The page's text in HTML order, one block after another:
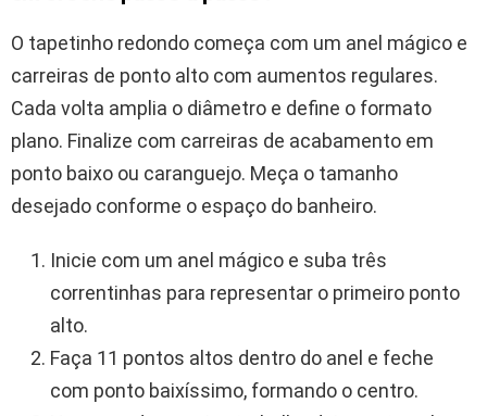
O tapetinho redondo começa com um anel mágico e
carreiras de ponto alto com aumentos regulares.
Cada volta amplia o diâmetro e define o formato
plano. Finalize com carreiras de acabamento em
ponto baixo ou caranguejo. Meça o tamanho
desejado conforme o espaço do banheiro.
Inicie com um anel mágico e suba três
correntinhas para representar o primeiro ponto
alto.
Faça 11 pontos altos dentro do anel e feche
com ponto baixíssimo, formando o centro.